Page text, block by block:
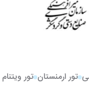
تور ارمنستان تور ویتنام